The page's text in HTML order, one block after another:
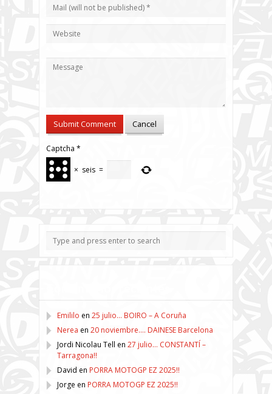
Captcha *
× seis =
Emililo en 25 julio… BOIRO – A Coruña
Nerea en 20 noviembre…. DAINESE Barcelona
Jordi Nicolau Tell en 27 julio… CONSTANTÍ –
Tarragona!!
David en PORRA MOTOGP EZ 2025!!
Jorge en PORRA MOTOGP EZ 2025!!